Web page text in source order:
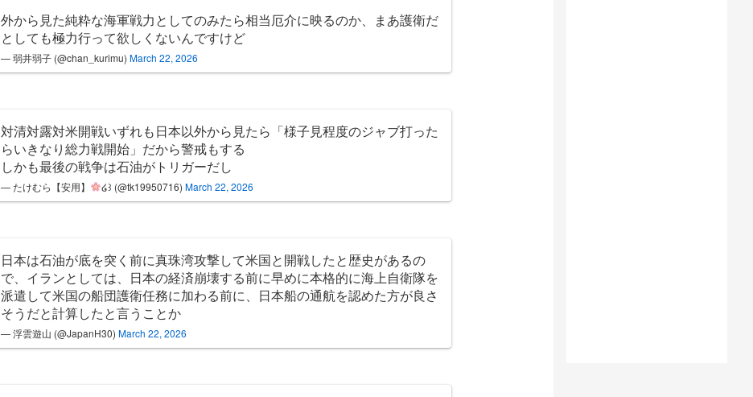
外から見た純粋な海軍戦力としてのみたら相当厄介に映るのか、まあ護衛だ
としても極力行って欲しくないんですけど
— 弱井弱子 (@chan_kurimu) March 22, 2026
対清対露対米開戦いずれも日本以外から見たら「様子見程度のジャブ打った
らいきなり総力戦開始」だから警戒もする
しかも最後の戦争は石油がトリガーだし
— たけむら【安用】 ໒꒱ (@tk19950716) March 22, 2026
日本は石油が底を突く前に真珠湾攻撃して米国と開戦したと歴史があるの
で、イランとしては、日本の経済崩壊する前に早めに本格的に海上自衛隊を
派遣して米国の船団護衛任務に加わる前に、日本船の通航を認めた方が良さ
そうだと計算したと言うことか
— 浮雲遊山 (@JapanH30) March 22, 2026